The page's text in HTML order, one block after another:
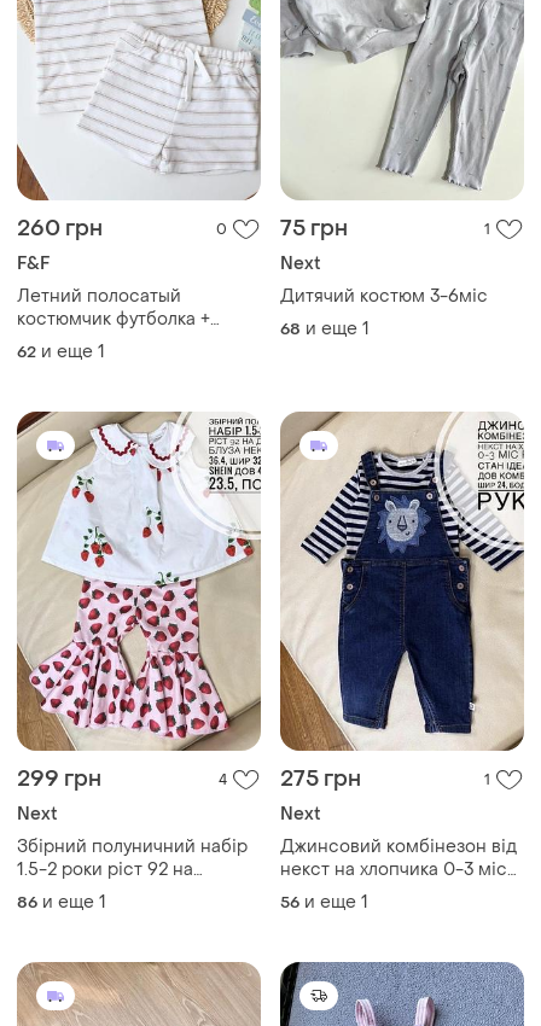
260 грн 0
F&F
Летний полосатый
костюмчик футболка +
шорты f&amp;f на малыша
3-6 мес
62 и еще 1
75 грн 1
Next
Дитячий костюм 3-6міс
68 и еще 1
299 грн 4
Next
Збірний полуничний набір
1.5-2 роки ріст 92 на
дівчинку блуза некст дов
36.4, шир 32, штани shein
86 и еще 1
275 грн 1
Next
Джинсовий комбінезон від
некст на хлопчика 0-3 міс
ріст 62 стан ідеальний дов
комб max 51.5, шир 24, боді
56 и еще 1